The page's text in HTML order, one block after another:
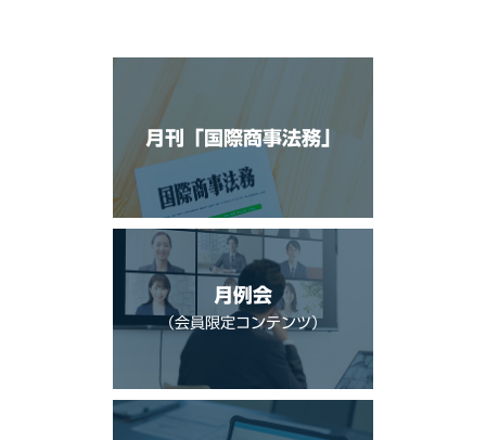
月刊「国際商事法務」
月例会
（会員限定コンテンツ）